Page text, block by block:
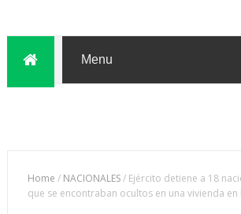
Home / NACIONALES/ Ejército detiene a 18
que se encontraban ocultos en una vivienda en